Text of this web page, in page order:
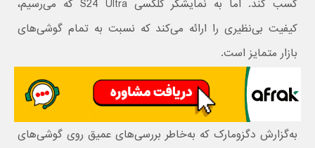
کسب کند. اما به نمایشگر گلکسی S24 Ultra که می‌رسیم،
کیفیت بی‌نظیری را ارائه می‌کند که نسبت به تمام گوشی‌های
بازار متمایز است.
به‌گزارش دگزومارک که به‌خاطر بررسی‌های عمیق روی گوشی‌های